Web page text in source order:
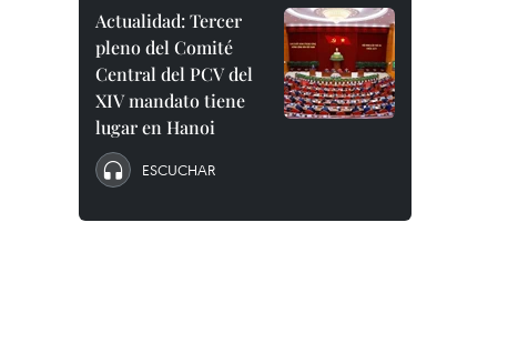
Actualidad: Tercer
pleno del Comité
Central del PCV del
XIV mandato tiene
lugar en Hanoi
ESCUCHAR